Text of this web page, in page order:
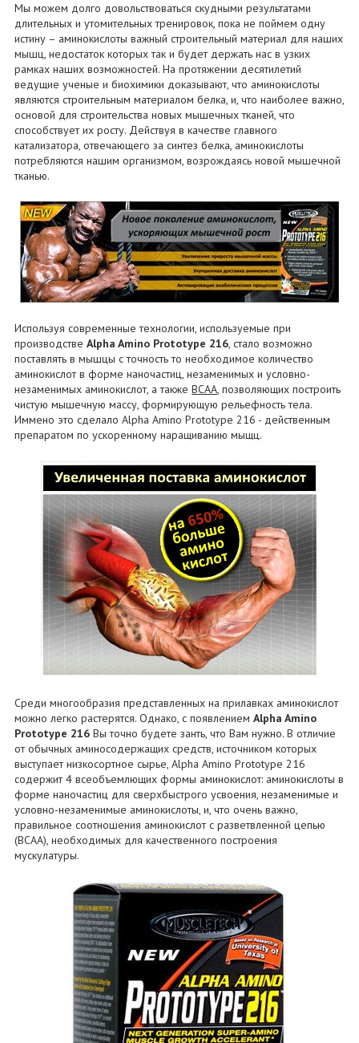
Мы можем долго довольствоваться скудными результатами
длительных и утомительных тренировок, пока не поймем одну
истину – аминокислоты важный строительный материал для наших
мышц, недостаток которых так и будет держать нас в узких
рамках наших возможностей. На протяжении десятилетий
ведущие ученые и биохимики доказывают, что аминокислоты
являются строительным материалом белка, и, что наиболее важно,
основой для строительства новых мышечных тканей, что
способствует их росту. Действуя в качестве главного
катализатора, отвечающего за синтез белка, аминокислоты
потребляются нашим организмом, возрождаясь новой мышечной
тканью.
Используя современные технологии, используемые при
производствеAlpha Amino Prototype 216, стало возможно
поставлять в мышцы с точность то необходимое количество
аминокислот в форме наночастиц, незаменимых и условно-
незаменимых аминокислот, а такжеBCAA, позволяющих построить
чистую мышечную массу, формирующую рельефность тела.
Иммено это сделало Alpha Amino Prototype 216 - действенным
препаратом по ускоренному наращиванию мыщц.
Среди многообразия представленных на прилавках аминокислот
можно легко растерятся. Однако, с появлениемAlpha Amino
Prototype 216 Вы точно будете занть, что Вам нужно. В отличие
от обычных аминосодержащих средств, источником которых
выступает низкосортное сырье, Alpha Amino Prototype 216
содержит 4 всеобъемлющих формы аминокислот: аминокислоты в
форме наночастиц для сверхбыстрого усвоения, незаменимые и
условно-незаменимые аминокислоты, и, что очень важно,
правильное соотношения аминокислот с разветвленной цепью
(BCAA), необходимых для качественного построения
мускулатуры.